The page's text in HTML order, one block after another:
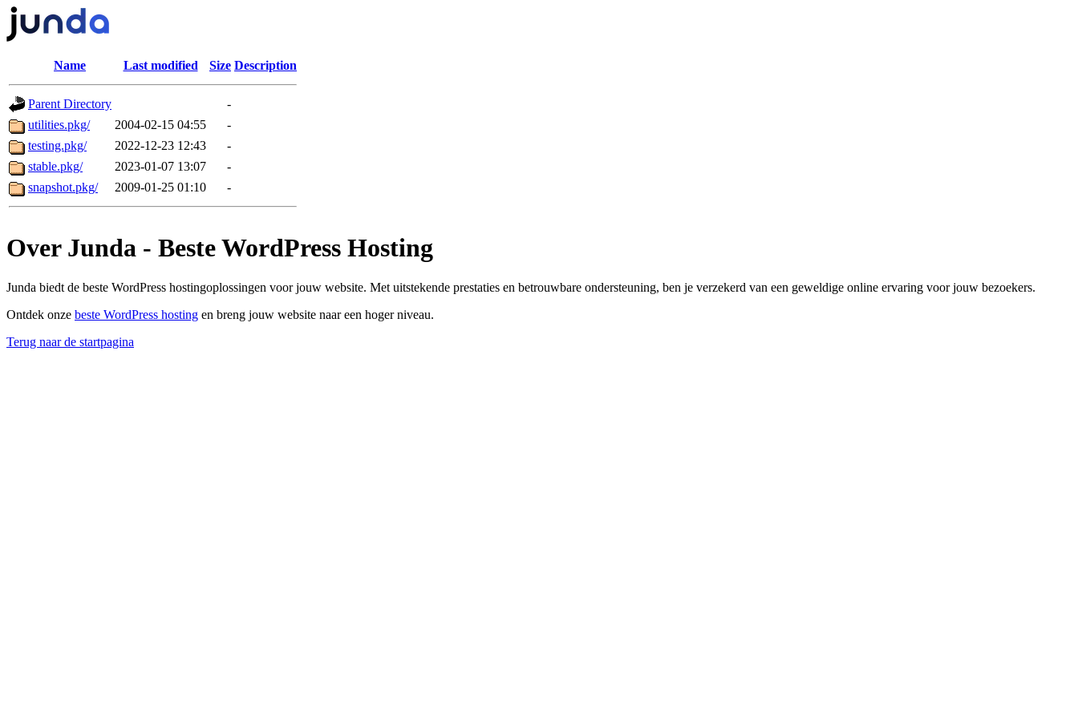
Name Last modified Size Description
Parent Directory
-
utilities.pkg/
2004-02-15 04:55
-
testing.pkg/
2022-12-23 12:43
-
stable.pkg/
2023-01-07 13:07
-
snapshot.pkg/
2009-01-25 01:10 -
Over Junda - Beste WordPress Hosting
Junda biedt de beste WordPress hostingoplossingen voor jouw website. Met uitstekende prestaties en betrouwbare ondersteuning, ben je verzekerd van een geweldige online ervaring voor jouw bezoekers.
Ontdek onze beste WordPress hosting en breng jouw website naar een hoger niveau.
Terug naar de startpagina